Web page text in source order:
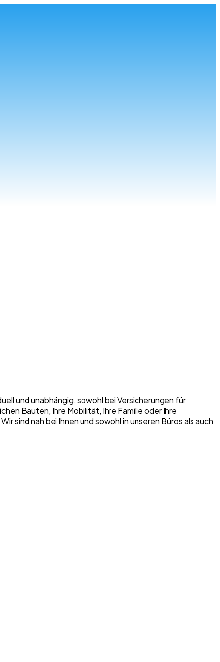
und unabhängig, sowohl bei Versicherungen für
Bauten, Ihre Mobilität, Ihre Familie oder Ihre
sind nah bei Ihnen und sowohl in unseren Büros als auch